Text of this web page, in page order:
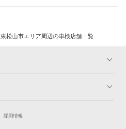
東松山市エリア周辺の車検店舗一覧
キャンペーン一覧
新車購入
採用情報